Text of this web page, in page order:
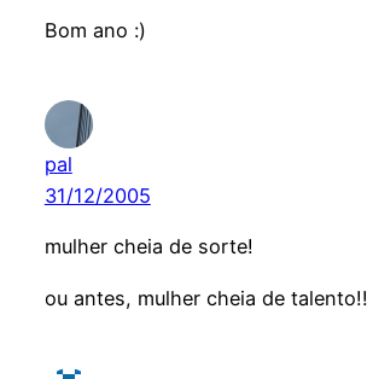
Bom ano :)
pal
31/12/2005
mulher cheia de sorte!
ou antes, mulher cheia de talento!!